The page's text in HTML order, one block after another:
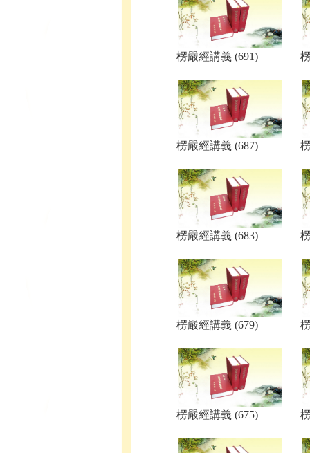
楞嚴經講義 (691)
楞嚴經講義 (687)
楞嚴經講義 (683)
楞嚴經講義 (679)
楞嚴經講義 (675)